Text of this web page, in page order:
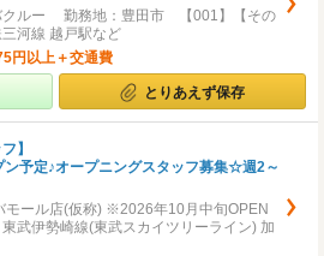
クルー 勤務地：豊田市 【001】【その
河線 越戸駅など
円以上＋交通費
とりあえず保存
】
ン予定♪オープニングスタッフ募集☆週2～
モール店(仮称) ※2026年10月中旬OPEN
武伊勢崎線(東武スカイツリーライン) 加